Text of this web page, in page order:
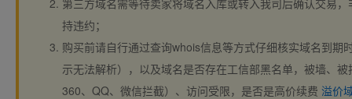
第三方域名需等待卖家将域名入库或转入我司后确认交易
持违约；
购买前请自行通过查询whois信息等方式仔细核实域名到期
示无法解析），以及域名是否存在工信部黑名单，被墙、
360、QQ、微信拦截）、访问受限，是否是高价续费 溢价